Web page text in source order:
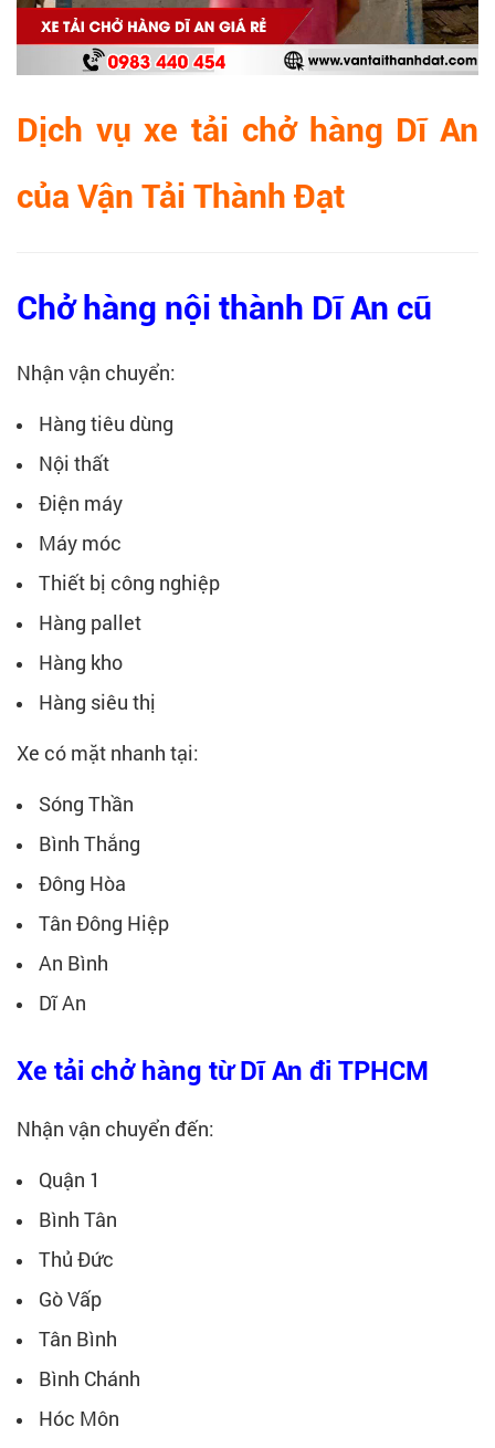
Dịch vụ xe tải chở hàng Dĩ An
của Vận Tải Thành Đạt
Chở hàng nội thành Dĩ An cũ
Nhận vận chuyển:
Hàng tiêu dùng
Nội thất
Điện máy
Máy móc
Thiết bị công nghiệp
Hàng pallet
Hàng kho
Hàng siêu thị
Xe có mặt nhanh tại:
Sóng Thần
Bình Thắng
Đông Hòa
Tân Đông Hiệp
An Bình
Dĩ An
Xe tải chở hàng từ Dĩ An đi TPHCM
Nhận vận chuyển đến:
Quận 1
Bình Tân
Thủ Đức
Gò Vấp
Tân Bình
Bình Chánh
Hóc Môn